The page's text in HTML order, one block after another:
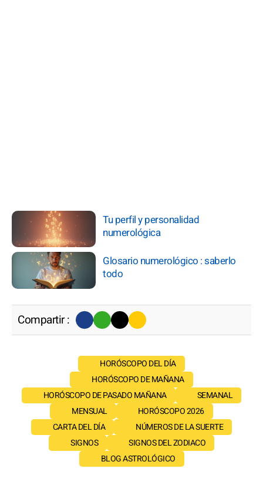
Tu perfil y personalidad
numerológica
Glosario numerológico : saberlo
todo
Compartir :
HORÓSCOPO DEL DÍA
HORÓSCOPO DE MAÑANA
HORÓSCOPO DE PASADO MAÑANA
SEMANAL
MENSUAL
HORÓSCOPO 2026
CARTA DEL DÍA
NÚMEROS DE LA SUERTE
SIGNOS
SIGNOS DEL ZODIACO
BLOG ASTROLÓGICO